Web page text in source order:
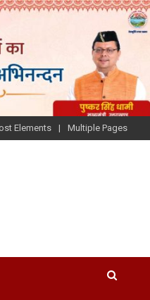
Elements Multiple Pages